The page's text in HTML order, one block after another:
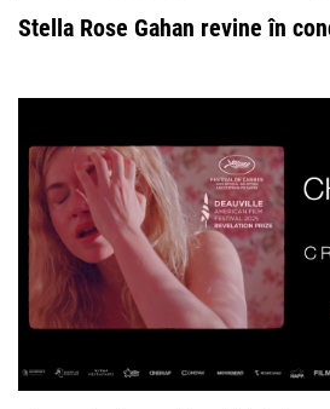
Stella Rose Gahan revine în